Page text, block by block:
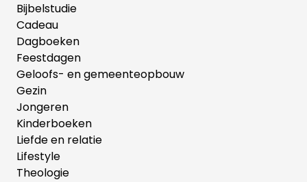
Bijbelstudie
Cadeau
Dagboeken
Feestdagen
Geloofs- en gemeenteopbouw
Gezin
Jongeren
Kinderboeken
Liefde en relatie
Lifestyle
Theologie